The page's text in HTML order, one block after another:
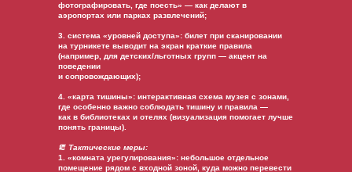
фотографировать, где поесть» — как делают в
аэропортах или парках развлечений;
3. система «уровней доступа»: билет при сканировании
на турникете выводит на экран краткие правила
(например, для детских/льготных групп — акцент на
поведении
и сопровождающих);
4. «карта тишины»: интерактивная схема музея с зонами,
где особенно важно соблюдать тишину и правила —
как в библиотеках и отелях (визуализация помогает лучше
понять границы).
🧯 Тактические меры:
1. «комната урегулирования»: небольшое отдельное
помещение рядом с входной зоной, куда можно перевести